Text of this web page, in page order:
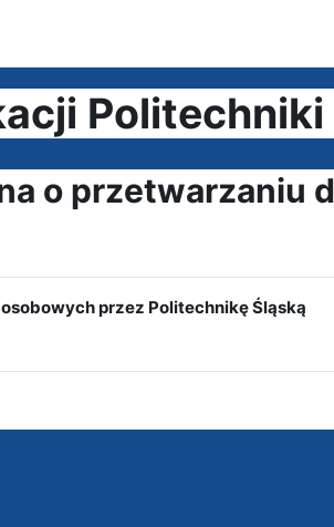
Politechniki
o przetwarzaniu
przez Politechnikę Śląską